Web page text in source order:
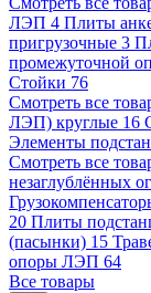
ЛЭП 4 Плиты
пригрузочные 3
промежуточной
Стойки 76
Смотреть все
ЛЭП) круглые 16
Элементы
Смотреть все
незаглублённых
20 Плиты
(пасынки) 15
опоры ЛЭП 64
Все товары